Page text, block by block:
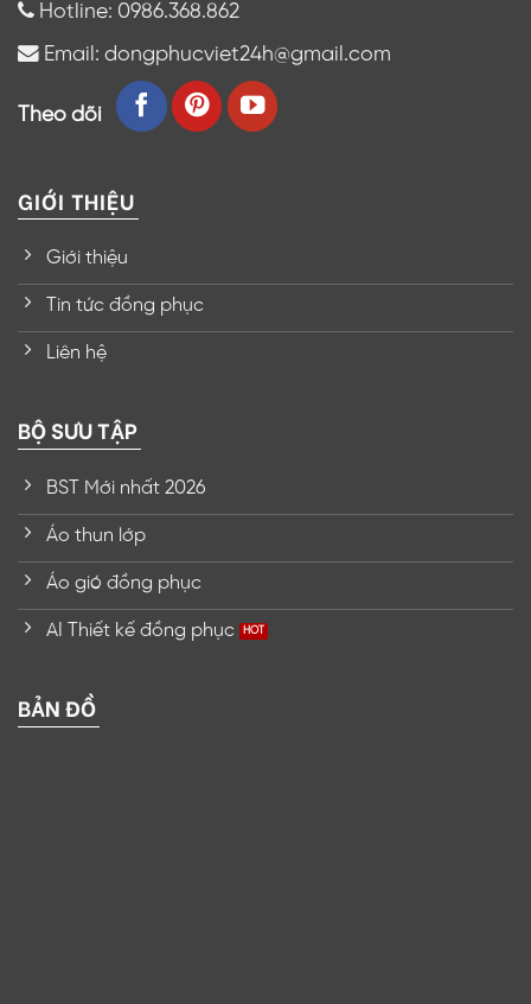
Hotline: 0986.368.862
Email: dongphucviet24h@gmail.com
Theo dõi
GIỚI THIỆU
Giới thiệu
Tin tức đồng phục
Liên hệ
BỘ SƯU TẬP
BST Mới nhất 2026
Áo thun lớp
Áo gió đồng phục
AI Thiết kế đồng phục
BẢN ĐỒ